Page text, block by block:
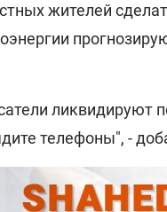
жителей
ликвидируют
телефоны", -